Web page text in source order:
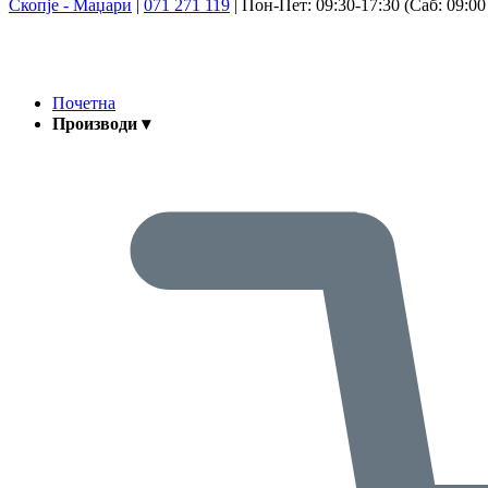
Скопје - Маџари | 071 271 119 | Пон-Пет: 09:30-17:30 (Саб:
Почетна
Производи ▾